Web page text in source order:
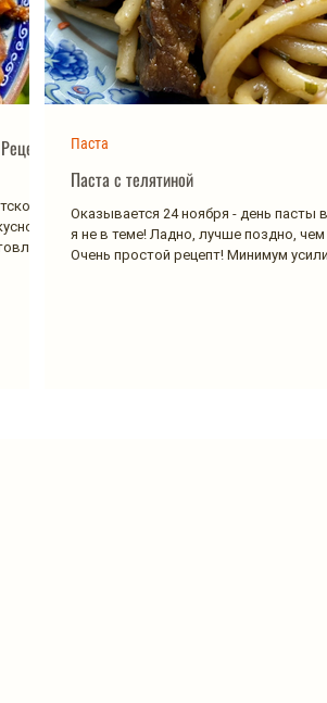
Паста с телятиной
Оказывается 24 ноября - день пасты в
я не в теме! Ладно, лучше поздно, чем
Очень простой рецепт! Минимум
Паста